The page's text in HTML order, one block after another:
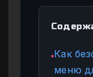
●Как
меню